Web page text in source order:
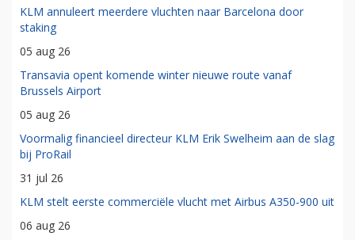
KLM annuleert meerdere vluchten naar Barcelona door
staking
05 aug 26
Transavia opent komende winter nieuwe route vanaf
Brussels Airport
05 aug 26
Voormalig financieel directeur KLM Erik Swelheim aan de slag
bij ProRail
31 jul 26
KLM stelt eerste commerciële vlucht met Airbus A350-900 uit
06 aug 26